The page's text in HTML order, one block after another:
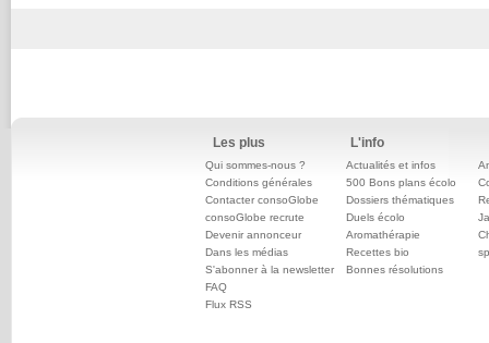
Les plus
Qui sommes-nous ?
Conditions générales
Contacter consoGlobe
consoGlobe recrute
Devenir annonceur
Dans les médias
S'abonner à la newsletter
FAQ
Flux RSS
L'info
Actualités et infos
500 Bons plans écolo
Dossiers thématiques
Duels écolo
Aromathérapie
Recettes bio
Bonnes résolutions